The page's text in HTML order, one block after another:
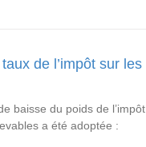
de l’impôt sur les
baisse du poids de l’impôt
a été adoptée :